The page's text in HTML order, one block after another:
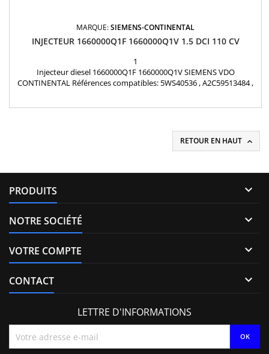
MARQUE:SIEMENS-CONTINENTAL
INJECTEUR 1660000Q1F 1660000Q1V 1.5 DCI 110 CV
1
Injecteur diesel 1660000Q1F 1660000Q1V SIEMENS VDO
CONTINENTAL Références compatibles: 5WS40536 , A2C59513484 ,
RETOUR EN HAUT 
PRODUITS 
NOTRE SOCIÉTÉ 
VOTRE COMPTE 
CONTACT 
LETTRE D'INFORMATIONS